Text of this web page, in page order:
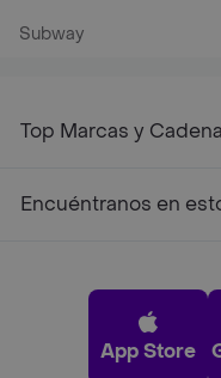
Subway
Top Marcas y
Encuéntranos en
App Store